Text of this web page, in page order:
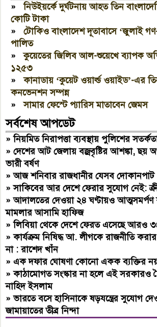
»নিউইয়র্কে দুর্ঘটনায় আহত তিন
কোটি টাকা
»টোকিও বাংলাদেশ দূতাবাসে ‘জুলাই
পালিত
»কুয়েতের জিলিব আল-শুয়েখে ব্যাপক
১২৫৩
»কানাডায় ‘কুয়েট ওয়ার্ল্ড ওয়াইড’-এর
কনভেনশন সম্পন্ন
»সামার ফেস্টে প্যারিস মাতাবেন জেমস
সর্বশেষ আপডেট
»নিয়মিত নিরাপত্তা ব্যবস্থায় পুলিশের
»দেশের আট জেলায় বজ্রবৃষ্টির আশঙ্কা, ছয়
ভারী বর্ষণ
»আজ শনিবার রাজধানীর যেসব দোকানপাট
»সাকিবের আর দেশে ফেরার সুযোগ নেই:
»আদালতের দেওয়া ২৪ ঘণ্টায়ও আত্মসমর্পণ
মামলার আসামি হাফিজ
»লিবিয়া থেকে দেশে ফেরত এসেছে আরও
»কার্যক্রম নিষিদ্ধ আ. লীগকে রাজনীতি
না : রাশেদ খাঁন
»এক দফার ঘোষণা কোনো একক ব্যক্তির
»কাঠামোগত সংস্কার না হলে এই সরকারও
নাহিদ ইসলাম
»ভারতে বসে হাসিনাকে ষড়যন্ত্রের সুযোগ
জামায়াতের তীব্র নিন্দা